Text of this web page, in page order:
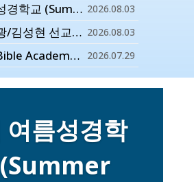
베델 여름성경학교 (Summer VBS) 안내 2026.08.03
아이티 정광/김성현 선교사 선교편지 2026.08.03
Summer Bible Academy 종강 - 7월 26일 (주일) 2026.07.29
여름성경학